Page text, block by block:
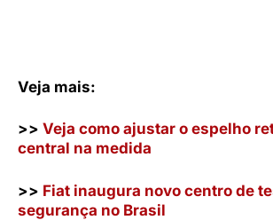
Veja mais:
>> Veja como ajustar o espelho
central na medida
>> Fiat inaugura novo centro de
segurança no Brasil